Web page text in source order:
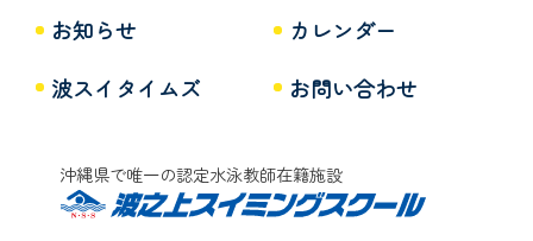
お知らせ
カレンダー
波スイタイムズ
お問い合わせ
沖縄県で唯一の認定水泳教師在籍施設